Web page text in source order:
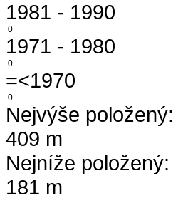
1981 - 1990
0
1971 - 1980
0
=<1970
0
Nejvýše položený:
409 m
Nejníže položený:
181 m